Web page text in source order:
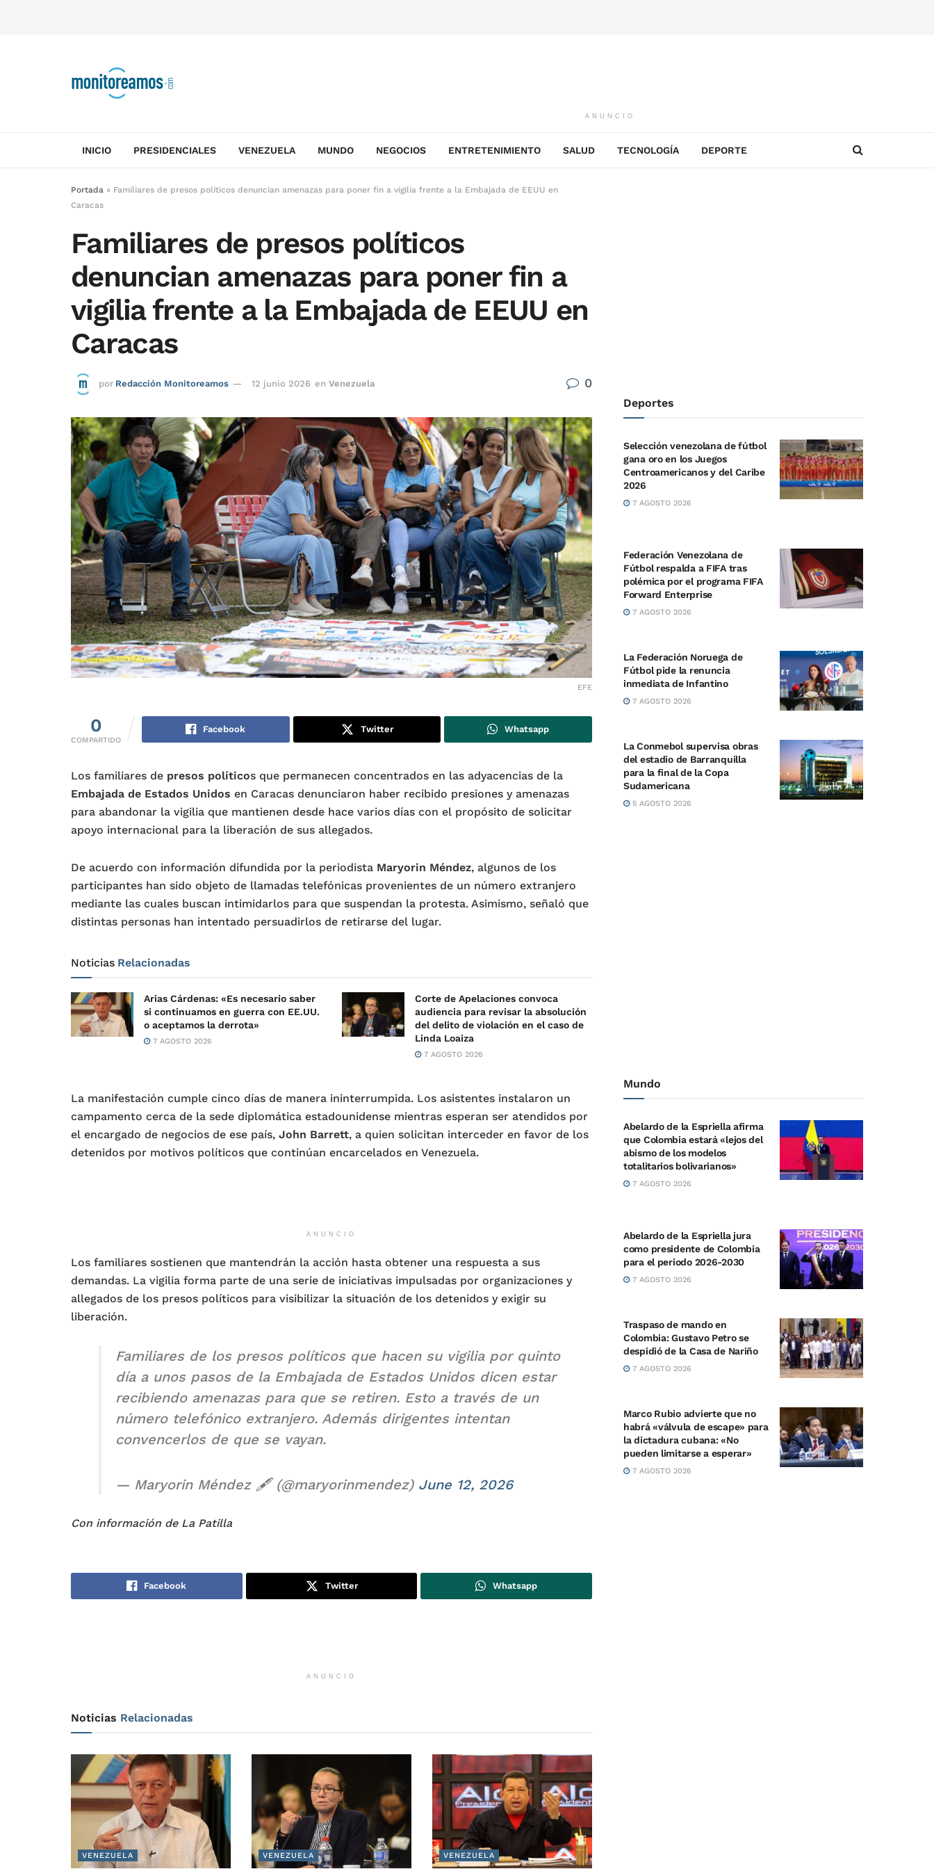
ANUNCIO
INICIO PRESIDENCIALES VENEZUELA MUNDO NEGOCIOS ENTRETENIMIENTO SALUD TECNOLOGÍA DEPORTE
Portada » Familiares de presos políticos denuncian amenazas para poner fin a vigilia frente a la Embajada de EEUU en
Caracas
Familiares de presos políticos
denuncian amenazas para poner fin a
vigilia frente a la Embajada de EEUU en
Caracas
por Redacción Monitoreamos 12 junio 2026 en Venezuela 0
EFE
0
COMPARTIDO
Facebook Twitter Whatsapp
Los familiares de presos políticos que permanecen concentrados en las adyacencias de la
Embajada de Estados Unidos en Caracas denunciaron haber recibido presiones y amenazas
para abandonar la vigilia que mantienen desde hace varios días con el propósito de solicitar
apoyo internacional para la liberación de sus allegados.
De acuerdo con información difundida por la periodista Maryorin Méndez, algunos de los
participantes han sido objeto de llamadas telefónicas provenientes de un número extranjero
mediante las cuales buscan intimidarlos para que suspendan la protesta. Asimismo, señaló que
distintas personas han intentado persuadirlos de retirarse del lugar.
Noticias Relacionadas
Arias Cárdenas: «Es necesario saber
si continuamos en guerra con EE.UU.
o aceptamos la derrota»
7 AGOSTO 2026
Corte de Apelaciones convoca
audiencia para revisar la absolución
del delito de violación en el caso de
Linda Loaiza
7 AGOSTO 2026
La manifestación cumple cinco días de manera ininterrumpida. Los asistentes instalaron un
campamento cerca de la sede diplomática estadounidense mientras esperan ser atendidos por
el encargado de negocios de ese país, John Barrett, a quien solicitan interceder en favor de los
detenidos por motivos políticos que continúan encarcelados en Venezuela.
ANUNCIO
Los familiares sostienen que mantendrán la acción hasta obtener una respuesta a sus
demandas. La vigilia forma parte de una serie de iniciativas impulsadas por organizaciones y
allegados de los presos políticos para visibilizar la situación de los detenidos y exigir su
liberación.
Familiares de los presos políticos que hacen su vigilia por quinto
día a unos pasos de la Embajada de Estados Unidos dicen estar
recibiendo amenazas para que se retiren. Esto a través de un
número telefónico extranjero. Además dirigentes intentan
convencerlos de que se vayan.
— Maryorin Méndez 🖋️ (@maryorinmendez) June 12, 2026
Con información de La Patilla
Facebook Twitter Whatsapp
ANUNCIO
Noticias Relacionadas
VENEZUELA VENEZUELA VENEZUELA
Deportes
Selección venezolana de fútbol
gana oro en los Juegos
Centroamericanos y del Caribe
2026
7 AGOSTO 2026
Federación Venezolana de
Fútbol respalda a FIFA tras
polémica por el programa FIFA
Forward Enterprise
7 AGOSTO 2026
La Federación Noruega de
Fútbol pide la renuncia
inmediata de Infantino
7 AGOSTO 2026
La Conmebol supervisa obras
del estadio de Barranquilla
para la final de la Copa
Sudamericana
5 AGOSTO 2026
Mundo
Abelardo de la Espriella afirma
que Colombia estará «lejos del
abismo de los modelos
totalitarios bolivarianos»
7 AGOSTO 2026
Abelardo de la Espriella jura
como presidente de Colombia
para el periodo 2026-2030
7 AGOSTO 2026
Traspaso de mando en
Colombia: Gustavo Petro se
despidió de la Casa de Nariño
7 AGOSTO 2026
Marco Rubio advierte que no
habrá «válvula de escape» para
la dictadura cubana: «No
pueden limitarse a esperar»
7 AGOSTO 2026